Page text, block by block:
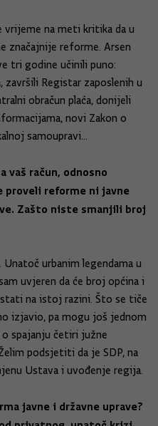
vrijeme na meti kritika da u
značajnije reforme. Arsen
tri godine učinili puno:
Registar zaposlenih u
obračun plaća, donijeli
novi Zakon o
samoupravi...
vaš račun, odnosno
proveli reforme ni javne
Zašto niste smanjili broj
urbanim legendama u
uvjeren da će broj općina i
na istoj razini. Što se tiče
izjavio, pa mogu još jednom
o spajanju četiri južne
podsjetiti da je SDP, na
Ustava i uvođenje regija.
javne i državne uprave?